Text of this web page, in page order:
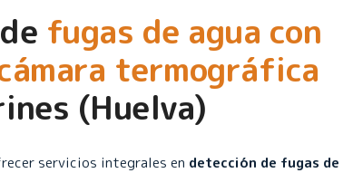
fugas de agua con
termográfica
(Huelva)
servicios integrales en detección de fugas de